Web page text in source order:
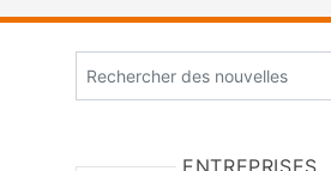
ENTREPRISES